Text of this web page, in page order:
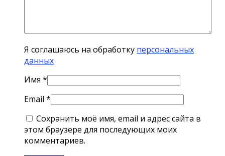
Я соглашаюсь на обработку персональных
данных
Имя *
Email *
Сохранить моё имя, email и адрес сайта в
этом браузере для последующих моих
комментариев.